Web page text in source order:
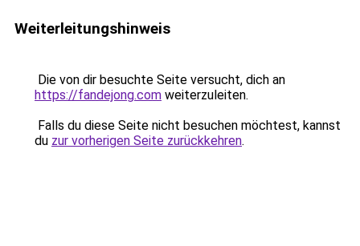
Weiterleitungshinweis
Die von dir besuchte Seite versucht, dich an
https://fandejong.com weiterzuleiten.
Falls du diese Seite nicht besuchen möchtest, kannst
du zur vorherigen Seite zurückkehren.